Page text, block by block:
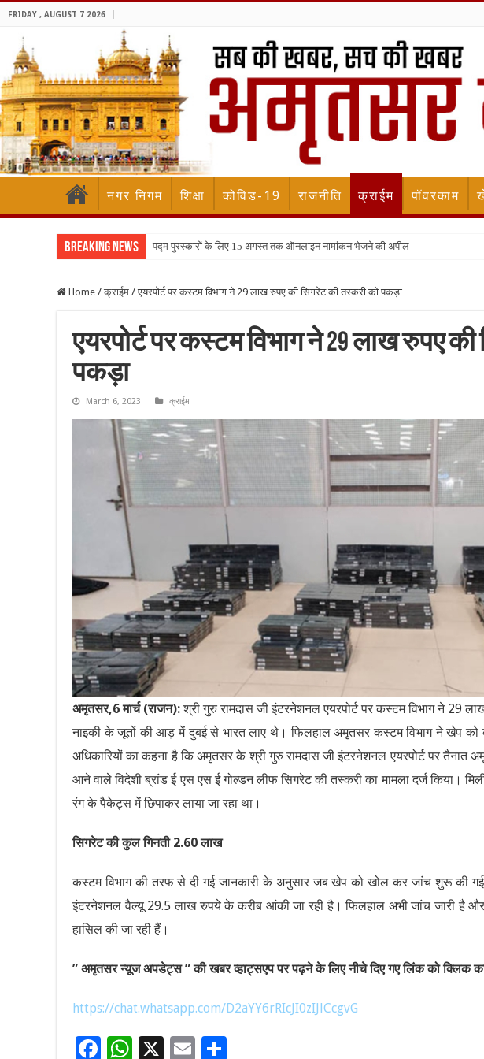
FRIDAY , AUGUST 7 2026
नगर निगम शिक्षा कोविड-19 राजनीति क्राईम पॉवरकाम
Breaking News पद्म पुरस्कारों के लिए 15 अगस्त तक ऑनलाइन नामांकन भेजने की अपील
Home / क्राईम / एयरपोर्ट पर कस्टम विभाग ने 29 लाख रुपए की सिगरेट की तस्करी को पकड़ा
एयरपोर्ट पर कस्टम विभाग ने 29 लाख रुपए
पकड़ा
March 6, 2023 क्राईम
अमृतसर,6 मार्च (राजन):श्री गुरु रामदास जी इंटरनेशनल एयरपोर्ट पर कस्टम विभाग ने 29
नाइकी के जूतों की आड़ में दुबई से भारत लाए थे। फिलहाल अमृतसर कस्टम विभाग ने खेप
अधिकारियों का कहना है कि अमृतसर के श्री गुरु रामदास जी इंटरनेशनल एयरपोर्ट पर
आने वाले विदेशी ब्रांड ई एस एस ई गोल्डन लीफ सिगरेट की तस्करी का मामला दर्ज किया।
रंग के पैकेट्स में छिपाकर लाया जा रहा था।
सिगरेट की कुल गिनती 2.60 लाख
कस्टम विभाग की तरफ से दी गई जानकारी के अनुसार जब खेप को खोल कर जांच शुरू की
इंटरनेशनल वैल्यू 29.5 लाख रुपये के करीब आंकी जा रही है। फिलहाल अभी जांच जारी है
हासिल की जा रही हैं।
” अमृतसर न्यूज अपडेट्स ” की खबर व्हाट्सएप पर पढ़ने के लिए नीचे दिए गए लिंक को क्लिक
https://chat.whatsapp.com/D2aYY6rRIcJI0zIJlCcgvG
F
W X
E